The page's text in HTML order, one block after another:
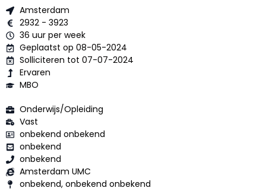
Amsterdam
2932 - 3923
36 uur per week
Geplaatst op 08-05-2024
Solliciteren tot 07-07-2024
Ervaren
MBO
Onderwijs/Opleiding
Vast
onbekend onbekend
onbekend
onbekend
Amsterdam UMC
onbekend, onbekend onbekend